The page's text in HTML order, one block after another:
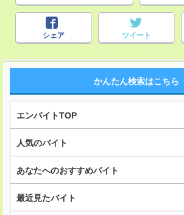
シェア ツイート
かんたん検索はこちら
エンバイトTOP
人気のバイト
あなたへのおすすめバイト
最近見たバイト